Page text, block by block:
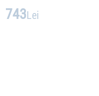
743Lei